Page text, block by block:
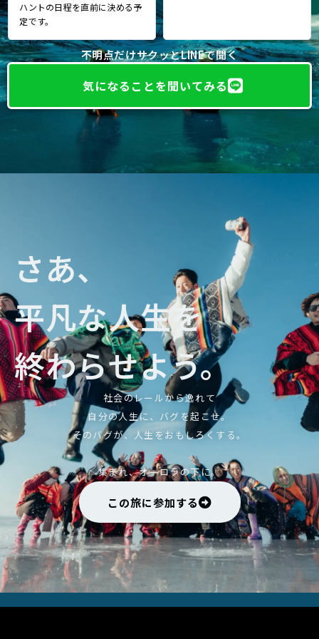
ハントの日程を直前に決める予
定です。
不明点だけサクッとLINEで聞く
気になることを聞いてみる
さあ、
平凡な人生を
終わらせよう。
社会のレールから逸れて
自分の人生に、バグを起こせ。
そのバグが、人生をおもしろくする。
集まれ、オーロラの下に。
この旅に参加する